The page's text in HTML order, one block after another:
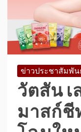
ข่าวประชาสัมพัน
วัตสัน เ
มาสก์ชีท